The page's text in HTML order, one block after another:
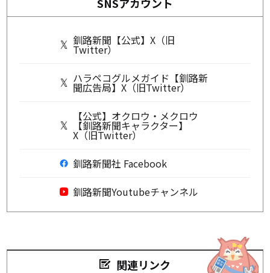
釧路新聞【公式】X（旧
Twitter）
ハラペコグルメガイド【釧路新
聞広告局】X（旧Twitter）
【公式】オクロウ・メクロウ
【釧路新聞キャラクター】
X（旧Twitter）
釧路新聞社 Facebook
釧路新聞Youtubeチャンネル
関連リンク